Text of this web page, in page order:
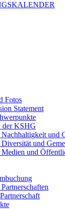
Fotos
Statement
der KSHG
Nachhaltigkeit und
und
Medien und